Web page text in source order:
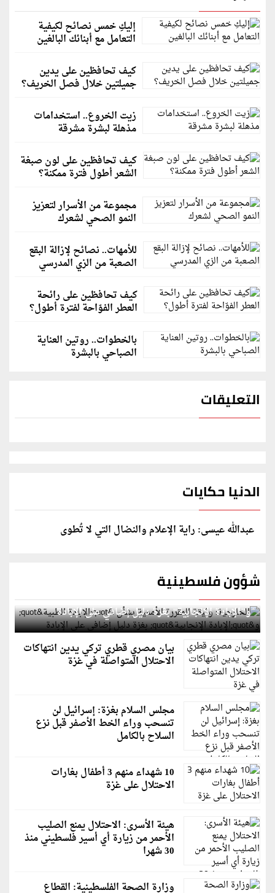
إليكِ خمس نصائح لكيفية
التعامل مع أبنائك البالغين
كيف تحافظين على يدين
جميلتين خلال فصل الخريف؟
زيت الخروع.. استخدامات
مذهلة لبشرة مشرقة
كيف تحافظين على لون صبغة
الشعر أطول فترة ممكنة؟
مجموعة من الأسرار لتعزيز
النمو الصحي لشعرك
للأمهات.. نصائح لإزالة البقع
الصعبة من الزي المدرسي
كيف تحافظين على رائحة
العطر الفوّاحة لفترة أطول؟
بالخطوات.. روتين العناية
الصباحي بالبشرة
التعليقات
الدنيا حكايات
عبدالله عيسى: راية الإعلام والنضال التي لا تُطوى
شؤون فلسطينية
الخارجية: وثيقة المقررة الأممية بشأن "الإبادة الطبية"
و"الإبادة الإنجابية" بغزة دليل إضافي على الإبادة
بيان مصري قطري تركي يدين انتهاكات
الاحتلال المتواصلة في غزة
مجلس السلام بغزة: إسرائيل لن
تنسحب وراء الخط الأصفر قبل نزع
السلاح بالكامل
10 شهداء منهم 3 أطفال بغارات
الاحتلال على غزة
هيئة الأسرى: الاحتلال يمنع الصليب
الأحمر من زيارة أي أسير فلسطيني منذ
30 شهرا
وزارة الصحة الفلسطينية: القطاع